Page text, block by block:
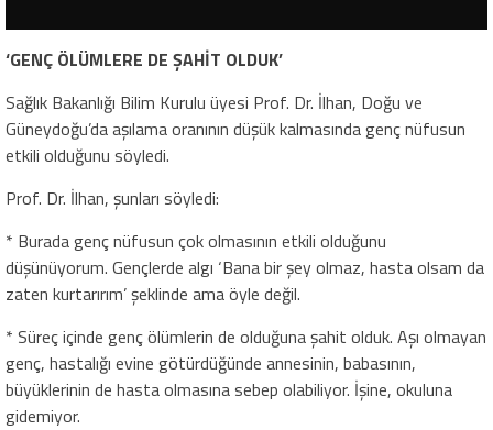
‘GENÇ ÖLÜMLERE DE ŞAHİT OLDUK’
Sağlık Bakanlığı Bilim Kurulu üyesi Prof. Dr. İlhan, Doğu ve
Güneydoğu’da aşılama oranının düşük kalmasında genç nüfusun
etkili olduğunu söyledi.
Prof. Dr. İlhan, şunları söyledi:
* Burada genç nüfusun çok olmasının etkili olduğunu
düşünüyorum. Gençlerde algı ‘Bana bir şey olmaz, hasta olsam da
zaten kurtarırım’ şeklinde ama öyle değil.
* Süreç içinde genç ölümlerin de olduğuna şahit olduk. Aşı olmayan
genç, hastalığı evine götürdüğünde annesinin, babasının,
büyüklerinin de hasta olmasına sebep olabiliyor. İşine, okuluna
gidemiyor.